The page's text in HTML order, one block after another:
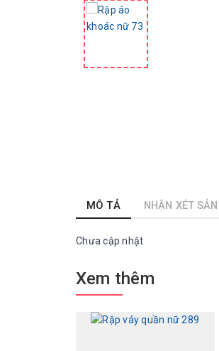
MÔ TẢ NHẬN XÉT
Chưa cập nhật
Xem thêm